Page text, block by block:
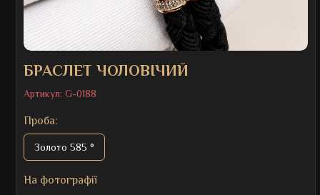
БРАСЛЕТ ЧОЛОВІЧИЙ
Артикул: G-0188
Проба:
Золото 585 °
На фотографії